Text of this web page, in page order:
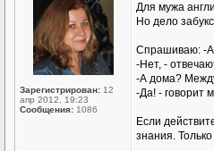
Зарегистрирован: 12
апр 2012, 19:23
Сообщения: 1086
Для мужа
Но дело
Спрашиваю: -А
-Нет, -
-А дома?
-Да! - говорит
Если
знания.